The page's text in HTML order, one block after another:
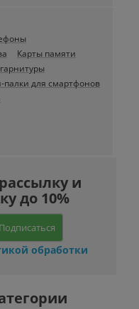
Карты памяти
для смартфонов
и
до 10%
Подписаться
обработки